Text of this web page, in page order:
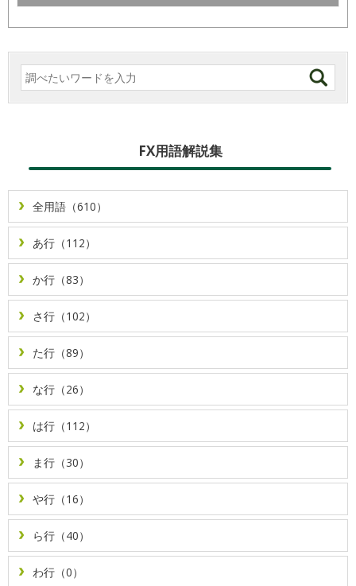
FX用語解説集
全用語（610）
あ行（112）
か行（83）
さ行（102）
た行（89）
な行（26）
は行（112）
ま行（30）
や行（16）
ら行（40）
わ行（0）